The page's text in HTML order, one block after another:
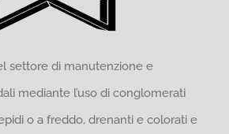
settore di manutenzione e
mediante l’uso di conglomerati
o a freddo, drenanti e colorati e